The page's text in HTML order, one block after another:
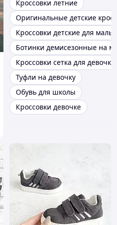
Кроссовки летние
Оригинальные детские
Кроссовки детские для
Ботинки демисезонные на
Кроссовки сетка для девочки
Туфли на девочку
Обувь для школы
Кроссовки девочке